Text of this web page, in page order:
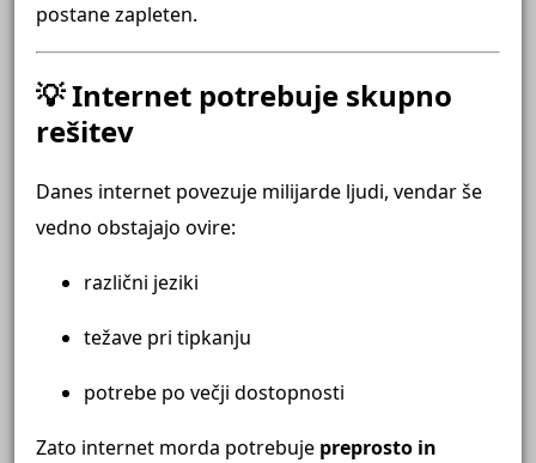
postane zapleten.
💡 Internet potrebuje skupno
rešitev
Danes internet povezuje milijarde ljudi, vendar še
vedno obstajajo ovire:
različni jeziki
težave pri tipkanju
potrebe po večji dostopnosti
Zato internet morda potrebuje preprosto in